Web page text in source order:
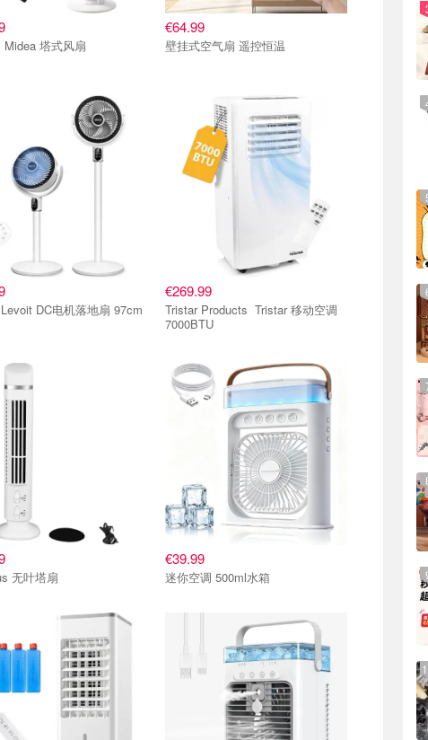
Midea Midea 塔式风扇
€64.99
壁挂式空气扇 遥控恒温
levoit Levoit DC电机落地扇 97cm
€269.99
Tristar Products Tristar 移动空调
7000BTU
无叶塔扇
€39.99
迷你空调 500ml水箱